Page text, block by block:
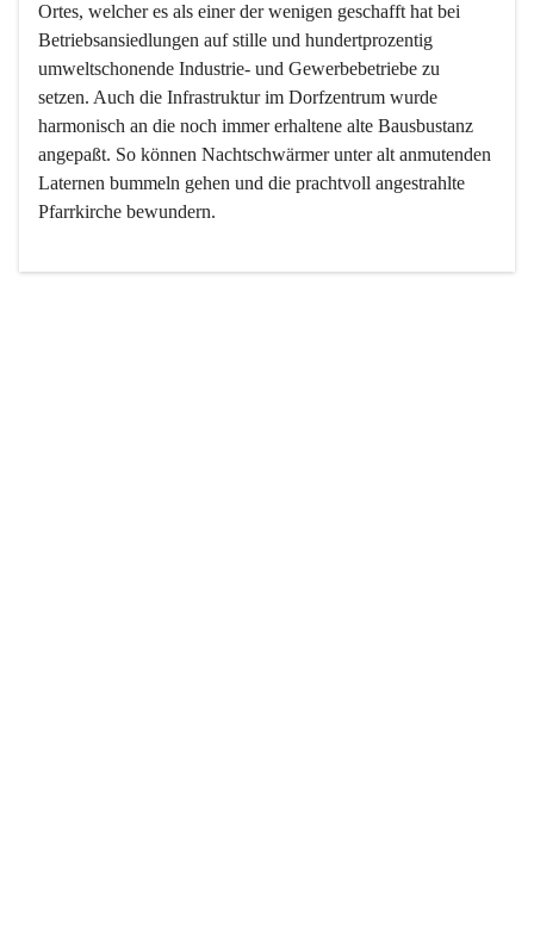
Ortes, welcher es als einer der wenigen geschafft hat bei
Betriebsansiedlungen auf stille und hundertprozentig
umweltschonende Industrie- und Gewerbebetriebe zu
setzen. Auch die Infrastruktur im Dorfzentrum wurde
harmonisch an die noch immer erhaltene alte Bausbustanz
angepaßt. So können Nachtschwärmer unter alt anmutenden
Laternen bummeln gehen und die prachtvoll angestrahlte
Pfarrkirche bewundern.
Der Weinbau dominert heute nicht mehr, ist aber integrativer